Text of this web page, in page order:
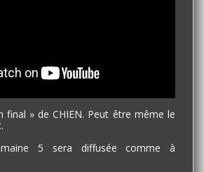
final » de CHIEN. Peut être même le
5 sera diffusée comme à